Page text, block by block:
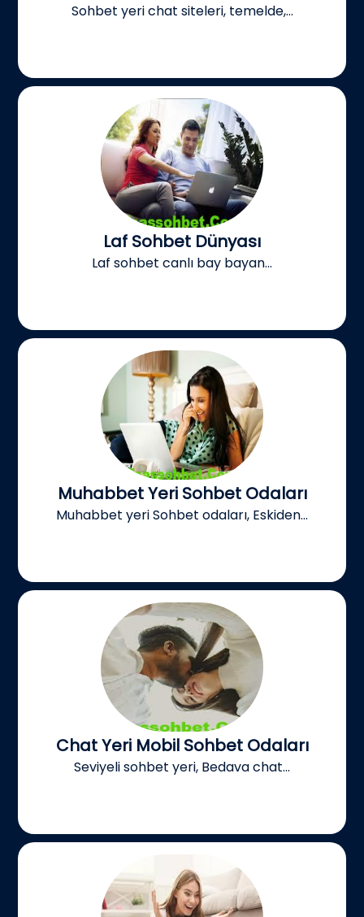
Sohbet yeri chat siteleri, temelde,...
Laf Sohbet Dünyası
Laf sohbet canlı bay bayan...
Muhabbet Yeri Sohbet Odaları
Muhabbet yeri Sohbet odaları, Eskiden...
Chat Yeri Mobil Sohbet Odaları
Seviyeli sohbet yeri, Bedava chat...